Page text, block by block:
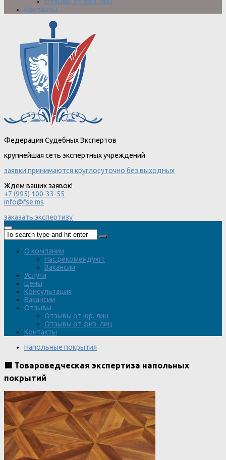
Отзывы от физ. лиц
Контакты
Федерация Судебных Экспертов
крупнейшая сеть экспертных учреждений
заявки принимаются круглосуточно без выходных
Ждем ваших заявок!
+7 (995) 100-33-55
info@fse.ms
заказать экспертизу
О компании
Нас рекомендуют
Вакансии
Услуги
Цены
Консультация
Вакансии
Отзывы
Отзывы от юр. лиц
Отзывы от физ. лиц
Контакты
Напольные покрытия
🟥 Товароведческая экспертиза напольных
покрытий